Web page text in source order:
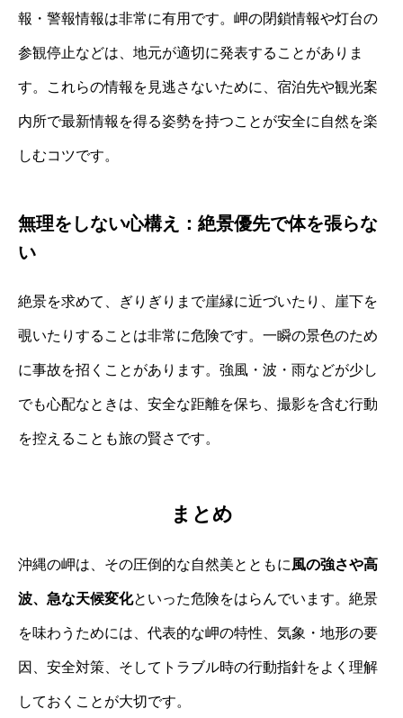
報・警報情報は非常に有用です。岬の閉鎖情報や灯台の
参観停止などは、地元が適切に発表することがありま
す。これらの情報を見逃さないために、宿泊先や観光案
内所で最新情報を得る姿勢を持つことが安全に自然を楽
しむコツです。
無理をしない心構え：絶景優先で体を張らな
い
絶景を求めて、ぎりぎりまで崖縁に近づいたり、崖下を
覗いたりすることは非常に危険です。一瞬の景色のため
に事故を招くことがあります。強風・波・雨などが少し
でも心配なときは、安全な距離を保ち、撮影を含む行動
を控えることも旅の賢さです。
まとめ
沖縄の岬は、その圧倒的な自然美とともに風の強さや高
波、急な天候変化といった危険をはらんでいます。絶景
を味わうためには、代表的な岬の特性、気象・地形の要
因、安全対策、そしてトラブル時の行動指針をよく理解
しておくことが大切です。